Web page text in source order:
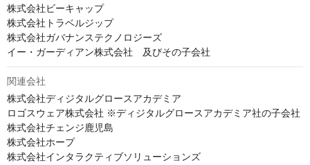
株式会社ビーキャップ
株式会社トラベルジップ
株式会社ガバナンステクノロジーズ
イー・ガーディアン株式会社　及びその子会社
関連会社
株式会社ディジタルグロースアカデミア
ロゴスウェア株式会社 ※ディジタルグロースアカデミア社の子会社
株式会社チェンジ鹿児島
株式会社ホープ
株式会社インタラクティブソリューションズ